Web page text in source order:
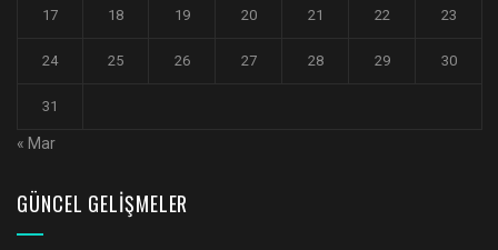
17 18 19 20 21 22 23
24 25 26 27 28 29 30
31
« Mar
GÜNCEL GELIŞMELER